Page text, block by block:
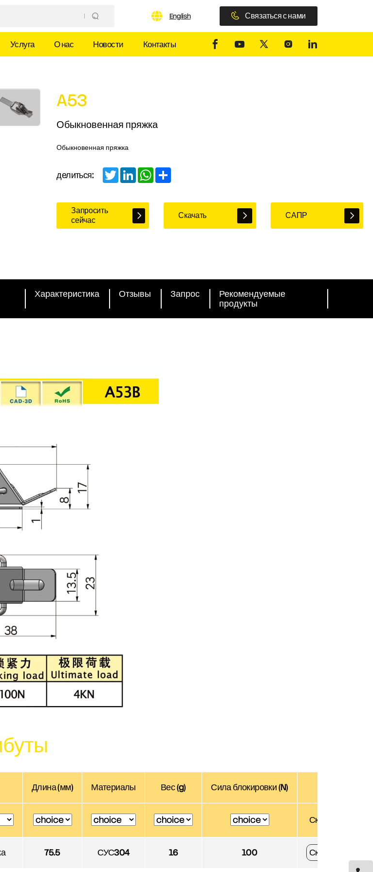
English Связаться с нами
Услуга О нас Новости Контакты
A53
Обыкновенная пряжка
Обыкновенная пряжка
делиться: TwitterLinkedInWhatsApp
Share
Запросить
сейчас
Скачать САПР
Характеристика Отзывы Запрос
Рекомендуемые
продукты
Длина (мм) Материалы Вес (g) Сила блокировки (N)
Скачать
75.5 СУС304 16 100 Скачать